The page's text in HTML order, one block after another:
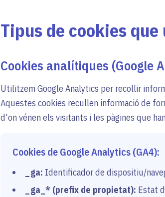
Tipus de cookies
Cookies analítiques (Google
Utilitzem Google Analytics per recollir
Aquestes cookies recullen informació de
d'on vénen els visitants i les pàgines que
Cookies de Google Analytics (GA4):
_ga: Identificador de dispositiu/
_ga_* (prefix de propietat): Estat